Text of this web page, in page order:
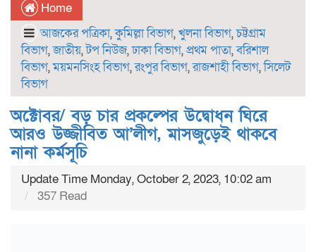
Home
আজকের পত্রিকা,কুমিল্লা বিভাগ,খুলনা বিভাগ,চট্টগ্রাম
বিভাগ,জাতীয়,টপ নিউজ,ঢাকা বিভাগ,প্রথম পাতা,বরিশাল
বিভাগ,ময়মনসিংহ বিভাগ,রংপুর বিভাগ,রাজশাহী বিভাগ,সিলেট
বিভাগ
অক্টোবর/ বড় চার প্রকল্পের উদ্বোধন ঘিরে
আরও উজ্জীবিত আ’লীগ, মাসজুড়েই থাকবে
নানা কর্মসূচি
Update Time Monday, October 2, 2023, 10:02 am
357 Read